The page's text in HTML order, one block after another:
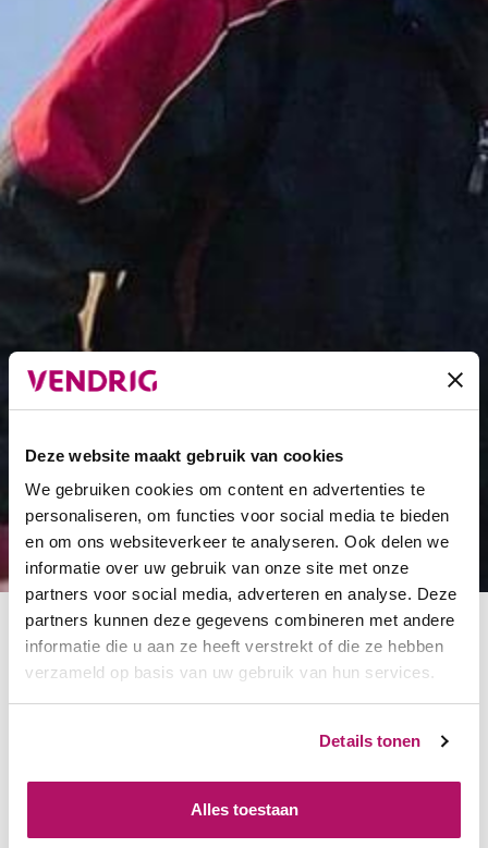
Deze website maakt gebruik van cookies
We gebruiken cookies om content en advertenties te
personaliseren, om functies voor social media te bieden
en om ons websiteverkeer te analyseren. Ook delen we
informatie over uw gebruik van onze site met onze
partners voor social media, adverteren en analyse. Deze
partners kunnen deze gegevens combineren met andere
informatie die u aan ze heeft verstrekt of die ze hebben
verzameld op basis van uw gebruik van hun services.
Details tonen
Alles toestaan
Wagenpark
Vendrig
Dit type
wagen is
niet alleen